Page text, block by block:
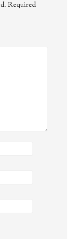
Required